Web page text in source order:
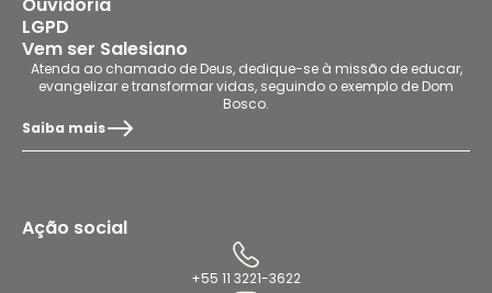
LGPD
Vem ser Salesiano
Atenda ao chamado de Deus, dedique-se à missão de educar,
evangelizar e transformar vidas, seguindo o exemplo de Dom
Bosco.
Saiba mais
Ação social
+55 11 3221-3622